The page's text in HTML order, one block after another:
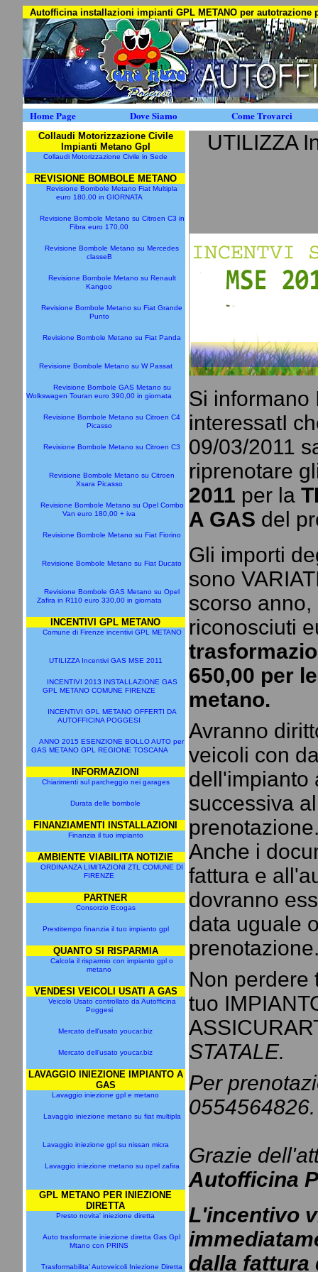
Autofficina installazioni impianti GPL METANO per autotrazione
Home Page Dove Siamo Come Trovarci
Collaudi Motorizzazione Civile
Impianti Metano Gpl
Collaudi Motorizzazione Civile in Sede
REVISIONE BOMBOLE METANO
Revisione Bombole Metano Fiat Multipla
euro 180,00 in GIORNATA
Revisione Bombole Metano su Citroen C3 in
Fibra euro 170,00
Revisione Bombole Metano su Mercedes
classeB
Revisione Bombole Metano su Renault
Kangoo
Revisione Bombole Metano su Fiat Grande
Punto
Revisione Bombole Metano su Fiat Panda
Revisione Bombole Metano su W Passat
Revisione Bombole GAS Metano su
Wolkswagen Touran euro 390,00 in giornata
Revisione Bombole Metano su Citroen C4
Picasso
Revisione Bombole Metano su Citroen C3
Revisione Bombole Metano su Citroen
Xsara Picasso
Revisione Bombole Metano su Opel Combo
Van euro 180,00 + iva
Revisione Bombole Metano su Fiat Fiorino
Revisione Bombole Metano su Fiat Ducato
Revisione Bombole GAS Metano su Opel
Zafira in R110 euro 330,00 in giornata
INCENTIVI GPL METANO
Comune di Firenze incentivi GPL METANO
UTILIZZA Incentivi GAS MSE 2011
INCENTIVI 2013 INSTALLAZIONE GAS
GPL METANO COMUNE FIRENZE
INCENTIVI GPL METANO OFFERTI DA
AUTOFFICINA POGGESI
ANNO 2015 ESENZIONE BOLLO AUTO per
GAS METANO GPL REGIONE TOSCANA
INFORMAZIONI
Chiarimenti sul parcheggio nei garages
Durata delle bombole
FINANZIAMENTI INSTALLAZIONI
Finanzia il tuo impianto
AMBIENTE VIABILITA NOTIZIE
ORDINANZA LIMITAZIONI ZTL COMUNE DI
FIRENZE
PARTNER
Consorzio Ecogas
Prestitempo finanzia il tuo impianto gpl
QUANTO SI RISPARMIA
Calcola il risparmio con impianto gpl o
metano
VENDESI VEICOLI USATI A GAS
Veicolo Usato controllato da Autofficina
Poggesi
Mercato dell'usato youcar.biz
Mercato dell'usato youcar.biz
LAVAGGIO INIEZIONE IMPIANTO A
GAS
Lavaggio iniezione gpl e metano
Lavaggio iniezione metano su fiat multipla
Lavaggio iniezione gpl su nissan micra
Lavaggio iniezione metano su opel zafira
GPL METANO PER INIEZIONE
DIRETTA
Presto novita' iniezione diretta
Auto trasformate iniezione diretta Gas Gpl
Mtano con PRINS
Trasformabilita' Autoveicoli Iniezione Diretta
UTILIZZA
Si informano
interessatI
09/03/2011
riprenotare
2011 per la
A GAS del
Gli importi
sono
scorso
riconosciuti
650,00 per
metano.
Avranno
veicoli con
dell'impianto
successiva
Anche i
fattura e
dovranno
data uguale
Non perdere
tuo
STATALE.
Per
0554564826.
Grazie
Autofficina
L'incentivo
dalla fattura